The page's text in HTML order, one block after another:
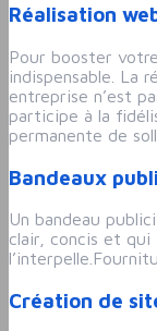
Réalisation
Pour booster
indispensable. La
entreprise n’est
participe à la
permanente de
Bandeaux
Un bandeau
clair, concis et
l’interpelle.
Création de